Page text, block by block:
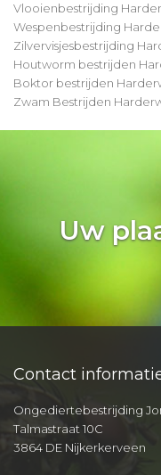
Vlooienbestrijding
Wespenbestrijding
Zilvervisjesbestrijding
Houtworm bestrijden
Boktor bestrijden
Zwam Bestrijden
Uw
Contact
Ongediertebestrijding
Talmastraat 10C
3864 DE Nijkerkerveen